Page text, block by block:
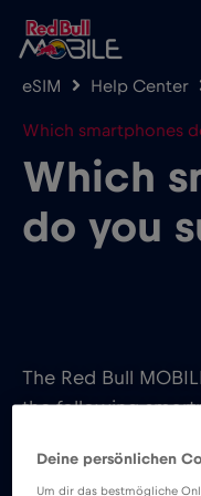
eSIM Help Center
Which smartphones
Which
do you
The Red Bull
the following
DEVICES:
Deine persönlichen
Um dir das bestmögliche